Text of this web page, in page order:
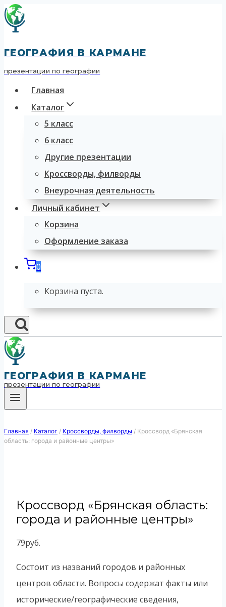
Перейти
ГЕОГРАФИЯ В КАРМАНЕ
презентации по географии
Главная
Каталог
5 класс
6 класс
Другие презентации
Кроссворды, филворды
Внеурочная деятельность
Личный кабинет
Корзина
Оформление заказа
0
Корзина пуста.
ГЕОГРАФИЯ В КАРМАНЕ
презентации по географии
Главная / Каталог / Кроссворды, филворды / Кроссворд «Брянская
область: города и районные центры»
Кроссворд «Брянская область:
города и районные центры»
79руб.
Состоит из названий городов и районных
центров области. Вопросы содержат факты или
исторические/географические сведения,